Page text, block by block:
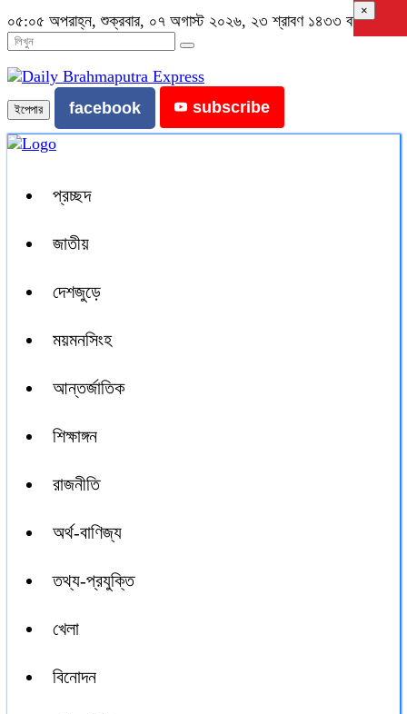
০৫:০৫ অপরাহ্ন, শুক্রবার, ০৭ অগাস্ট ২০২৬, ২৩ শ্রাবণ ১৪৩৩ বঙ্গাব্দ
ইপেপার facebook subscribe
প্রচ্ছদ
জাতীয়
দেশজুড়ে
ময়মনসিংহ
আন্তর্জাতিক
শিক্ষাঙ্গন
রাজনীতি
অর্থ-বাণিজ্য
তথ্য-প্রযুক্তি
খেলা
বিনোদন
×